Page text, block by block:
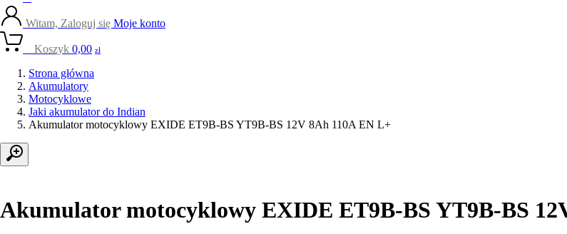
Witam, Zaloguj się Moje konto
Koszyk 0,00 zł
Strona główna
Akumulatory
Motocyklowe
Jaki akumulator do Indian
Akumulator motocyklowy EXIDE ET9B-BS YT9B-BS 12V 8Ah 110A EN L+
Akumulator motocyklowy EXIDE ET9B-BS YT9B-BS